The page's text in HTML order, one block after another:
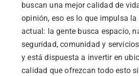
buscan una mejor calidad de
opinión, eso es lo que impulsa la
actual: la gente busca espacio,
seguridad, comunidad y
y está dispuesta a invertir en
calidad que ofrezcan todo esto